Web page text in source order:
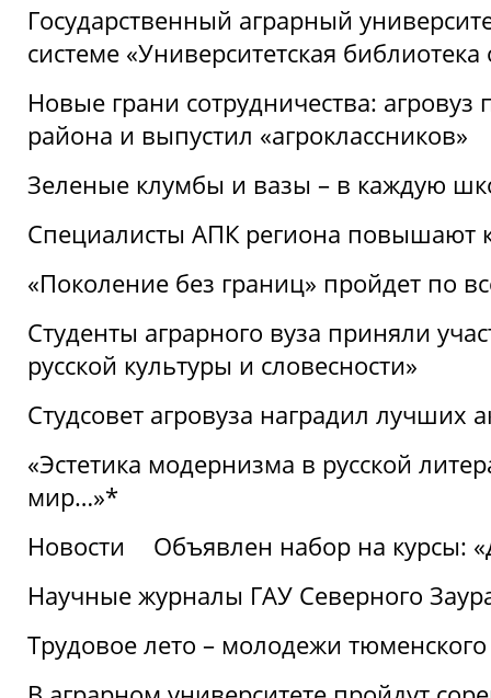
Государственный аграрный
системе «Университетская
Новые грани сотрудничества:
района и выпустил «агроклассников»
Зеленые клумбы и вазы – в каждую
Специалисты АПК региона повышают
«Поколение без границ» пройдет по
Студенты аграрного вуза приняли
русской культуры и словесности»
Студсовет агровуза наградил лучших
«Эстетика модернизма в русской
мир…»*
Новости
Объявлен набор на курсы:
Научные журналы ГАУ Северного
Трудовое лето – молодежи